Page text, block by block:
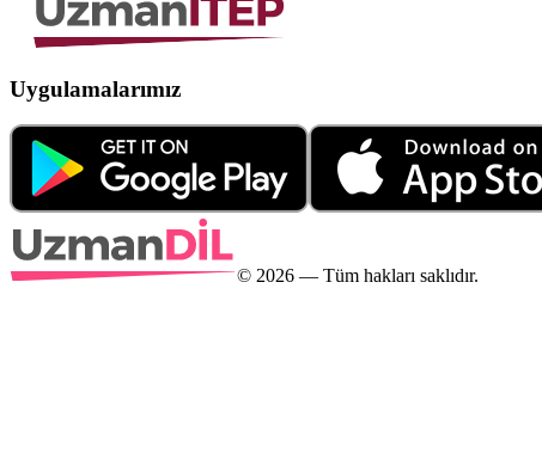
Uygulamalarımız
© 2026 — Tüm hakları saklıdır.